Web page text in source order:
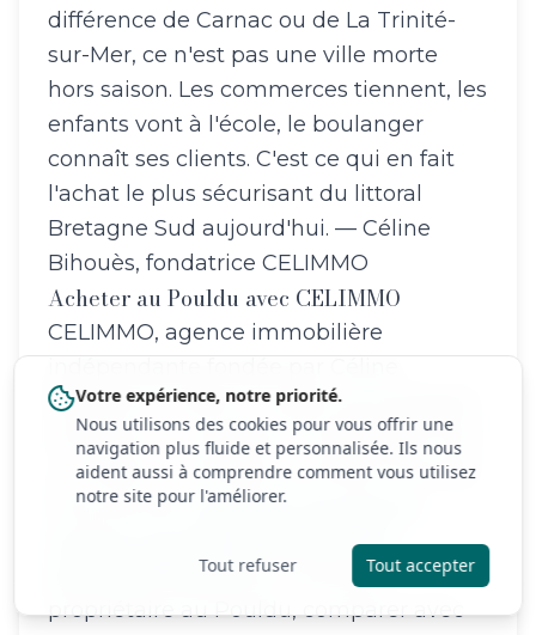
différence de Carnac ou de La Trinité-
sur-Mer, ce n'est pas une ville morte
hors saison. Les commerces tiennent, les
enfants vont à l'école, le boulanger
connaît ses clients. C'est ce qui en fait
l'achat le plus sécurisant du littoral
Bretagne Sud aujourd'hui. — Céline
Bihouès, fondatrice CELIMMO
Acheter au Pouldu avec CELIMMO
CELIMMO, agence immobilière
Bihouès en 2020 à Guidel, accompagne
acheteurs et vendeurs en Bretagne Sud
y compris Le Pouldu et Clohars-Carnoët.
Vous pouvez consulter nos biens à
demander une
estimation gratuitesi vous êtes
propriétaire au Pouldu, comparer avec
Votre expérience, notre priorité.
Nous utilisons des cookies pour vous offrir une
navigation plus fluide et personnalisée. Ils nous
aident aussi à comprendre comment vous utilisez
notre site pour l'améliorer.
Tout refuser Tout accepter